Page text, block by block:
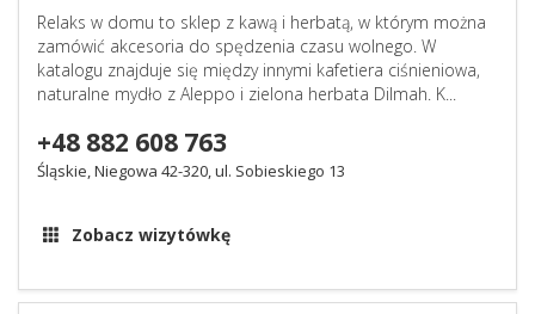
Relaks w domu to sklep z kawą i herbatą, w którym można
zamówić akcesoria do spędzenia czasu wolnego. W
katalogu znajduje się między innymi kafetiera ciśnieniowa,
naturalne mydło z Aleppo i zielona herbata Dilmah. K...
+48 882 608 763
Śląskie, Niegowa 42-320, ul. Sobieskiego 13
Zobacz wizytówkę